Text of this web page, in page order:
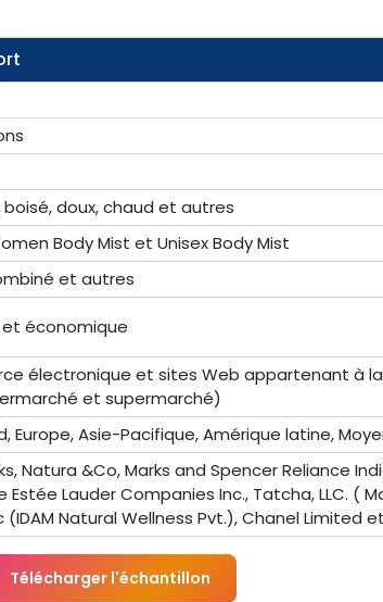
boisé, doux, chaud et autres
Body Mist et Unisex Body Mist
et autres
économique
électronique et sites Web appartenant à
et supermarché)
Europe, Asie-Pacifique, Amérique latine,
Natura &Co, Marks and Spencer Reliance
Estée Lauder Companies Inc., Tatcha, LLC. (
(IDAM Natural Wellness Pvt.), Chanel Limited
Télécharger l'échantillon